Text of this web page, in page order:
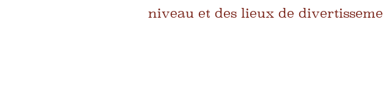
niveau et des lieux de